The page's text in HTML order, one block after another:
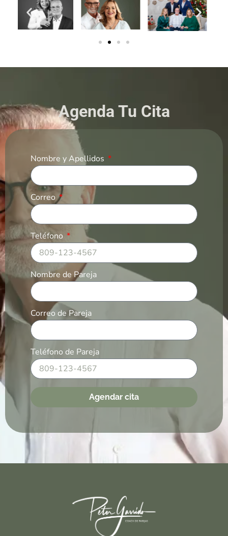
Agenda Tu Cita
Nombre y Apellidos
Correo
Teléfono
Nombre de Pareja
Correo de Pareja
Teléfono de Pareja
Agendar cita